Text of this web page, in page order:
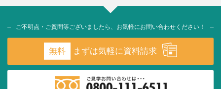
ご不明点・ご質問等ございましたら、お気軽にお問い合わせください！
無料 まずは気軽に資料請求